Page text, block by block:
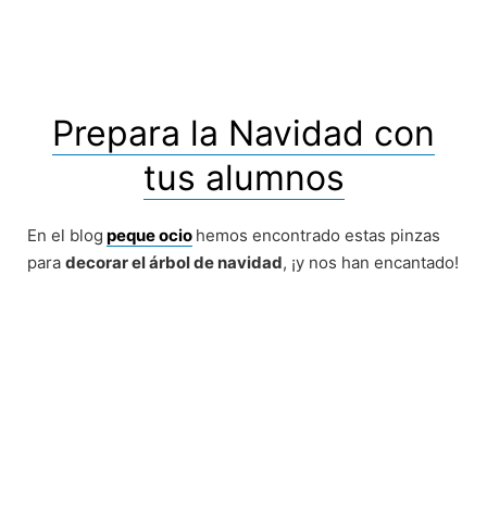
Prepara la Navidad con
tus alumnos
En el blog peque ocio hemos encontrado estas pinzas
para decorar el árbol de navidad, ¡y nos han encantado!